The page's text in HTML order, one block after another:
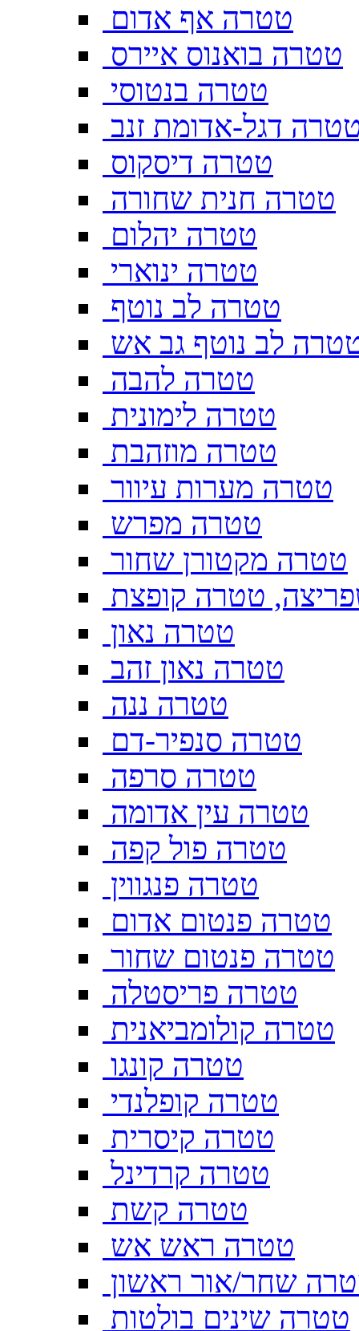
טטרה אף אדום
טטרה בואנוס איירס
טטרה בנטוסי
דגל-אדומת זנב
טטרה דיסקוס
טטרה חנית שחורה
טטרה יהלום
טטרה ינוארי
טטרה לב נוטף
לב נוטף גב אש
טטרה להבה
טטרה לימונית
טטרה מוזהבת
טטרה מערות עיוור
טטרה מפרש
טטרה מקטורן שחור
טטרה קופצת
טטרה נאון
טטרה נאון זהב
טטרה ננה
טטרה סנפיר-דם
טטרה סרפה
טטרה עין אדומה
טטרה פול קפה
טטרה פנגווין
טטרה פנטום אדום
טטרה פנטום שחור
טטרה פריסטלה
טטרה קולומביאנית
טטרה קונגו
טטרה קופלנדי
טטרה קיסרית
טטרה קרדינל
טטרה קשת
טטרה ראש אש
שחר/אור ראשון
טטרה שינים בולטות